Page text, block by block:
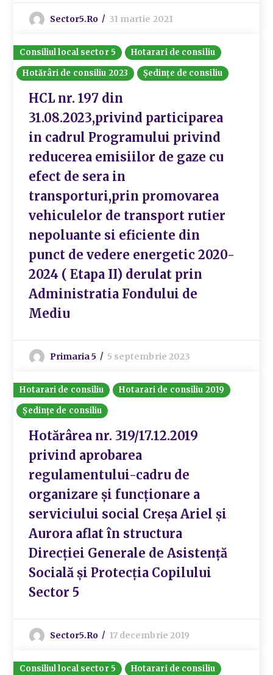
Sector5.ro 31 martie 2021
Consiliul local sector 5
Hotarari de consiliu
Hotărâri de consiliu 2023
Ședințe de consiliu
HCL nr. 197 din
31.08.2023,privind participarea
in cadrul Programului privind
reducerea emisiilor de gaze cu
efect de sera in
transporturi,prin promovarea
vehiculelor de transport rutier
nepoluante si eficiente din
punct de vedere energetic 2020-
2024 ( Etapa II) derulat prin
Administratia Fondului de
Mediu
Primaria 5 5 septembrie 2023
Hotarari de consiliu
Hotarari de consiliu 2019
Ședințe de consiliu
Hotărârea nr. 319/17.12.2019
privind aprobarea
regulamentului-cadru de
organizare și funcționare a
serviciului social Creșa Ariel și
Aurora aflat în structura
Direcției Generale de Asistență
Socială și Protecția Copilului
Sector 5
Sector5.ro 17 decembrie 2019
Consiliul local sector 5
Hotarari de consiliu